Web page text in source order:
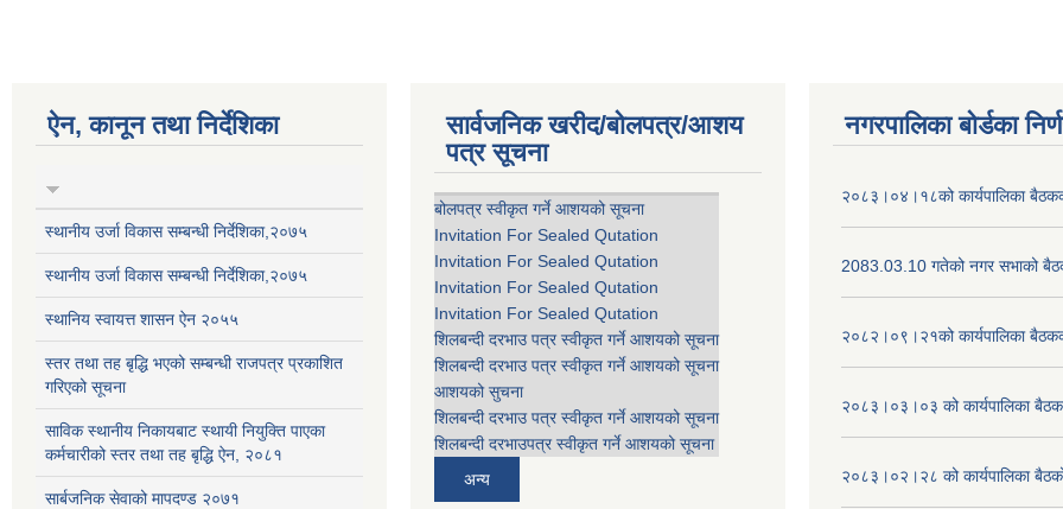
ऐन, कानून तथा निर्देशिका
स्थानीय उर्जा विकास सम्बन्धी निर्देशिका,२०७५
स्थानीय उर्जा विकास सम्बन्धी निर्देशिका,२०७५
स्थानिय स्वायत्त शासन ऐन २०५५
स्तर तथा तह बृद्धि भएको सम्बन्धी राजपत्र प्रकाशित
गरिएको सूचना
साविक स्थानीय निकायबाट स्थायी नियुक्ति पाएका
कर्मचारीको स्तर तथा तह बृद्धि ऐन, २०८१
सार्बजनिक सेवाको मापदण्ड २०७१
सार्वजनिक खरीद/बोलपत्र/आशय
पत्र सूचना
बोलपत्र स्वीकृत गर्ने आशयको सूचना
Invitation For Sealed Qutation
Invitation For Sealed Qutation
Invitation For Sealed Qutation
Invitation For Sealed Qutation
शिलबन्दी दरभाउ पत्र स्वीकृत गर्ने आशयको सूचना
शिलबन्दी दरभाउ पत्र स्वीकृत गर्ने आशयको सूचना
आशयको सुचना
शिलबन्दी दरभाउ पत्र स्वीकृत गर्ने आशयको सूचना
शिलबन्दी दरभाउपत्र स्वीकृत गर्ने आशयको सूचना
अन्य
नगरपालिका बोर्डका
२०८३।०४।१८को कार्यपालिका
2083.03.10 गतेको नगर सभाको
२०८२।०९।२१को कार्यपालिका
२०८३।०३।०३ को कार्यपालिका
२०८३।०२।२८ को कार्यपालिका